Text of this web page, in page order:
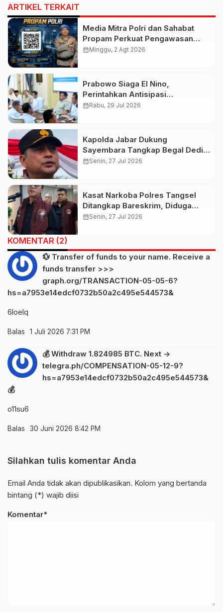
ARTIKEL TERKAIT
Media Mitra Polri dan Sahabat
Propam Perkuat Pengawasan
Publik untuk Wujudkan Polri
calendar_monthMinggu, 2 Agt 2026
Prabowo Siaga El Nino,
Perintahkan Antisipasi
Kekeringan dan Karhutla Nasional
calendar_monthRabu, 29 Jul 2026
Kapolda Jabar Dukung
Sayembara Tangkap Begal Dedi
Mulyadi, Warga Berpeluang Raih
calendar_monthSenin, 27 Jul 2026
Kasat Narkoba Polres Tangsel
Ditangkap Bareskrim, Diduga
Terlibat Jaringan Narkoba
calendar_monthSenin, 27 Jul 2026
KOMENTAR (2)
💱 Transfer of funds to your name. Receive a
funds transfer >>>
graph.org/TRANSACTION-05-05-6?
hs=a7953e14edcf0732b50a2c495e544573&
6loelq
Balas 1 Juli 2026 7:31 PM
💰 Withdraw 1.824985 BTC. Next ->
telegra.ph/COMPENSATION-05-12-9?
hs=a7953e14edcf0732b50a2c495e544573&
💰
o11su6
Balas 30 Juni 2026 8:42 PM
Silahkan tulis komentar Anda
Email Anda tidak akan dipublikasikan. Kolom yang bertanda
bintang (*) wajib diisi
Komentar*